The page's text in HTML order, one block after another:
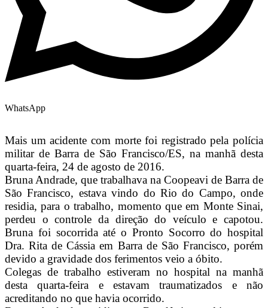
WhatsApp
Mais um acidente com morte foi registrado pela polícia
militar de Barra de São Francisco/ES, na manhã desta
quarta-feira, 24 de agosto de 2016.
Bruna Andrade, que trabalhava na Coopeavi de Barra de
São Francisco, estava vindo do Rio do Campo, onde
residia, para o trabalho, momento que em Monte Sinai,
perdeu o controle da direção do veículo e capotou.
Bruna foi socorrida até o Pronto Socorro do hospital
Dra. Rita de Cássia em Barra de São Francisco, porém
devido a gravidade dos ferimentos veio a óbito.
Colegas de trabalho estiveram no hospital na manhã
desta quarta-feira e estavam traumatizados e não
acreditando no que havia ocorrido.